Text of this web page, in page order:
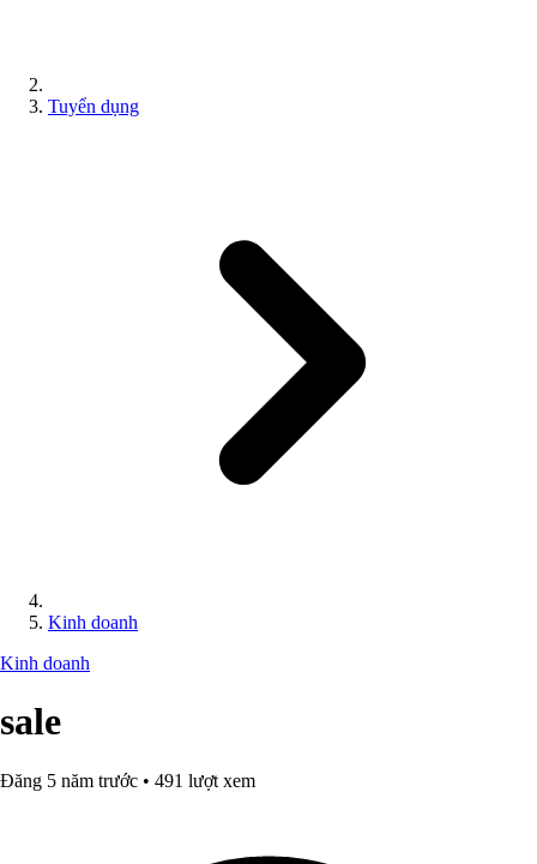
Tuyển dụng
Kinh doanh
Kinh doanh
sale
Đăng 5 năm trước • 491 lượt xem